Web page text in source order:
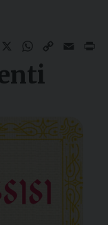
FacebookWhatsApp
CopyEmail